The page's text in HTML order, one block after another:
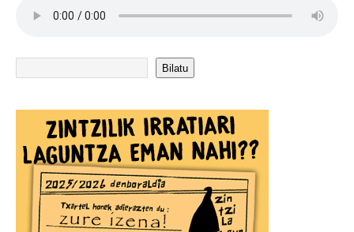
Bilatu